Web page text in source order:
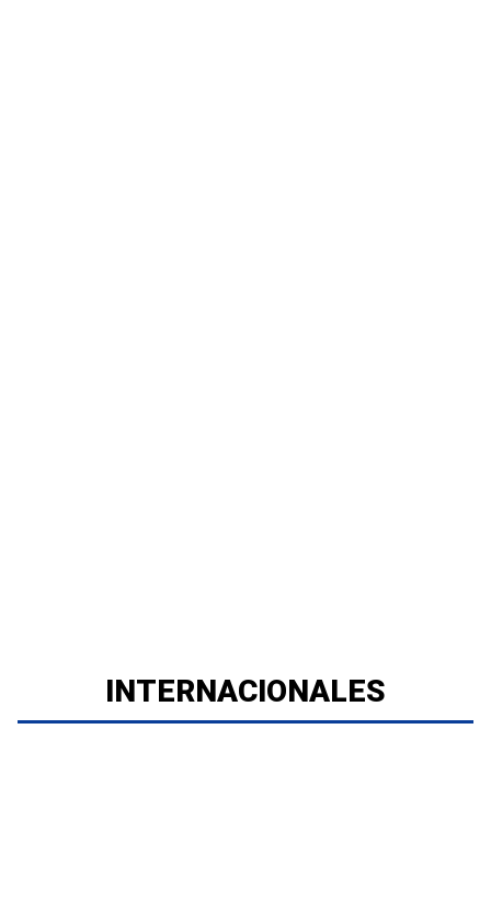
INTERNACIONALES